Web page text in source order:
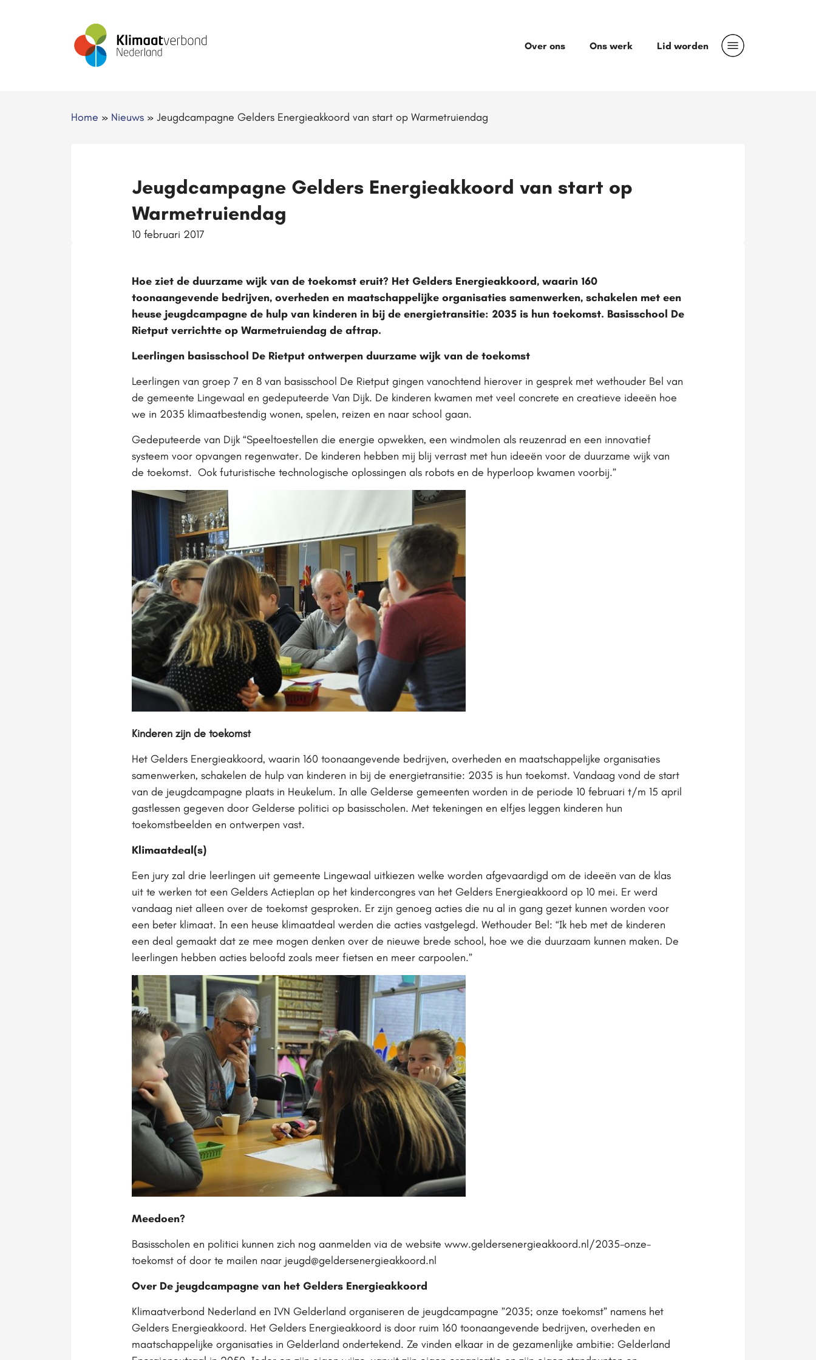
Over ons Ons werk Lid worden
Home » Nieuws » Jeugdcampagne Gelders Energieakkoord van start op Warmetruiendag
Jeugdcampagne Gelders Energieakkoord van start op
Warmetruiendag
10 februari 2017
Hoe ziet de duurzame wijk van de toekomst eruit? Het Gelders Energieakkoord, waarin 160
toonaangevende bedrijven, overheden en maatschappelijke organisaties samenwerken, schakelen met een
heuse jeugdcampagne de hulp van kinderen in bij de energietransitie: 2035 is hun toekomst. Basisschool De
Rietput verrichtte op Warmetruiendag de aftrap.
Leerlingen basisschool De Rietput ontwerpen duurzame wijk van de toekomst
Leerlingen van groep 7 en 8 van basisschool De Rietput gingen vanochtend hierover in gesprek met wethouder Bel van
de gemeente Lingewaal en gedeputeerde Van Dijk. De kinderen kwamen met veel concrete en creatieve ideeën hoe
we in 2035 klimaatbestendig wonen, spelen, reizen en naar school gaan.
Gedeputeerde van Dijk “Speeltoestellen die energie opwekken, een windmolen als reuzenrad en een innovatief
systeem voor opvangen regenwater. De kinderen hebben mij blij verrast met hun ideeën voor de duurzame wijk van
de toekomst. Ook futuristische technologische oplossingen als robots en de hyperloop kwamen voorbij.”
Kinderen zijn de toekomst
Het Gelders Energieakkoord, waarin 160 toonaangevende bedrijven, overheden en maatschappelijke organisaties
samenwerken, schakelen de hulp van kinderen in bij de energietransitie: 2035 is hun toekomst. Vandaag vond de start
van de jeugdcampagne plaats in Heukelum. In alle Gelderse gemeenten worden in de periode 10 februari t/m 15 april
gastlessen gegeven door Gelderse politici op basisscholen. Met tekeningen en elfjes leggen kinderen hun
toekomstbeelden en ontwerpen vast.
Klimaatdeal(s)
Een jury zal drie leerlingen uit gemeente Lingewaal uitkiezen welke worden afgevaardigd om de ideeën van de klas
uit te werken tot een Gelders Actieplan op het kindercongres van het Gelders Energieakkoord op 10 mei. Er werd
vandaag niet alleen over de toekomst gesproken. Er zijn genoeg acties die nu al in gang gezet kunnen worden voor
een beter klimaat. In een heuse klimaatdeal werden die acties vastgelegd. Wethouder Bel: “Ik heb met de kinderen
een deal gemaakt dat ze mee mogen denken over de nieuwe brede school, hoe we die duurzaam kunnen maken. De
leerlingen hebben acties beloofd zoals meer fietsen en meer carpoolen.”
Meedoen?
Basisscholen en politici kunnen zich nog aanmelden via de website www.geldersenergieakkoord.nl/2035-onze-
toekomst of door te mailen naar jeugd@geldersenergieakkoord.nl
Over De jeugdcampagne van het Gelders Energieakkoord
Klimaatverbond Nederland en IVN Gelderland organiseren de jeugdcampagne ”2035; onze toekomst” namens het
Gelders Energieakkoord. Het Gelders Energieakkoord is door ruim 160 toonaangevende bedrijven, overheden en
maatschappelijke organisaties in Gelderland ondertekend. Ze vinden elkaar in de gezamenlijke ambitie: Gelderland